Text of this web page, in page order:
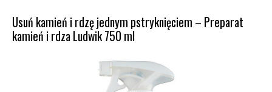
Usuń kamień i rdzę jednym pstryknięciem – Preparat
kamień i rdza Ludwik 750 ml